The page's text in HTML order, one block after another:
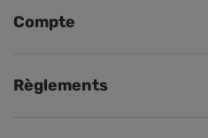
Compte
Règlements